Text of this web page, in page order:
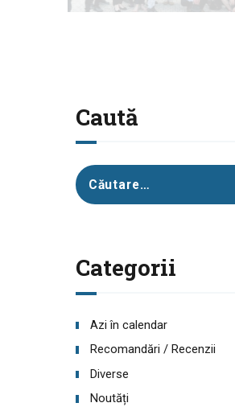
Caută
Caută
după:
Categorii
Azi în calendar
Recomandări / Recenzii
Diverse
Noutăți